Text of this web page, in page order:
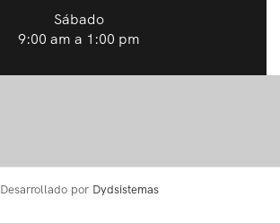
Sábado
9:00 am a 1:00 pm
Desarrollado por Dydsistemas